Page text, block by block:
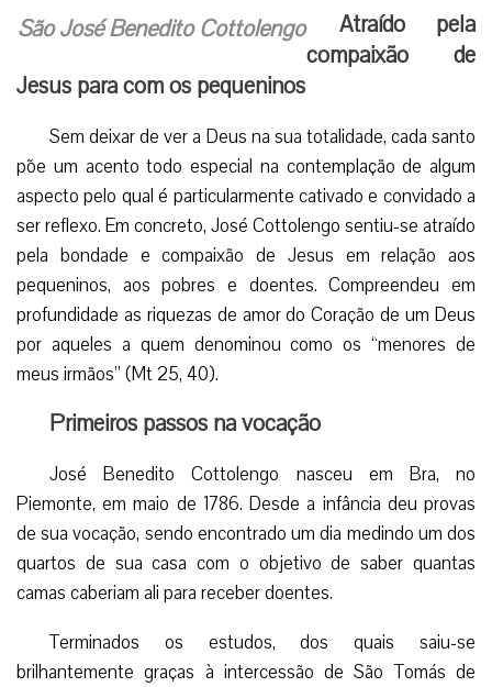
São José Benedito Cottolengo
Atraído pela
compaixão de
Jesus para com os pequeninos
Sem deixar de ver a Deus na sua totalidade, cada santo
põe um acento todo especial na contemplação de algum
aspecto pelo qual é particularmente cativado e convidado a
ser reflexo. Em concreto, José Cottolengo sentiu-se atraído
pela bondade e compaixão de Jesus em relação aos
pequeninos, aos pobres e doentes. Compreendeu em
profundidade as riquezas de amor do Coração de um Deus
por aqueles a quem denominou como os “menores de
meus irmãos” (Mt 25, 40).
Primeiros passos na vocação
José Benedito Cottolengo nasceu em Bra, no
Piemonte, em maio de 1786. Desde a infância deu provas
de sua vocação, sendo encontrado um dia medindo um dos
quartos de sua casa com o objetivo de saber quantas
camas caberiam ali para receber doentes.
Terminados os estudos, dos quais saiu-se
brilhantemente graças à intercessão de São Tomás de